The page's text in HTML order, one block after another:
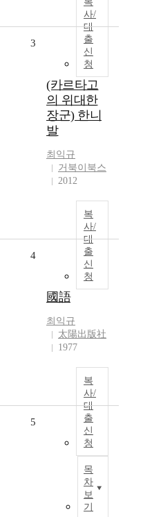
사/
대
출
신
청
3
(카르타고
의 위대한
장군) 한니
발
최익규
거북이북스
2012
복
사/
대
출
신
청
4
國語
최익규
太陽出版社
1977
복
사/
대
출
신
청
목
차
보
기
5